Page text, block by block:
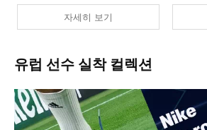
자세히 보기
유럽 선수 실착 컬렉션